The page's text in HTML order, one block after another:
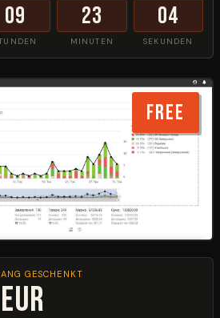
09 23
MINUTEN
04
SEKUNDEN
FREE
GESCHENKT